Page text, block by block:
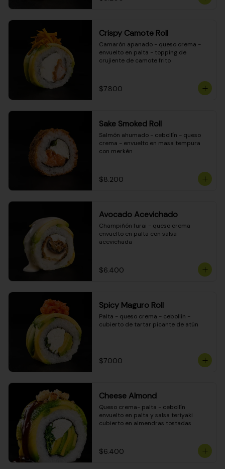
Crispy Camote Roll
Camarón apanado - queso crema -
envuelto en palta - topping de
crujiente de camote frito
$7.800
Sake Smoked Roll
Salmón ahumado - cebollín - queso
crema - envuelto en masa tempura
con merkén
$8.200
Avocado Acevichado
Champiñón furai - queso crema
envuelto en palta con salsa
acevichada
$6.400
Spicy Maguro Roll
Palta - queso crema - cebollín -
cubierto de tartar picante de atún
$7.000
Cheese Almond
Queso crema- palta - cebollín
envuelto en palta y salsa teriyaki
cubierto en almendras tostadas
$6.400